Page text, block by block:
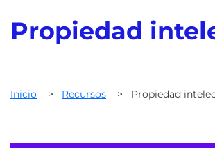
Propiedad
Inicio > Recursos > Propiedad